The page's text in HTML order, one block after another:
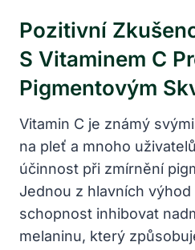
Pozitivní
S Vitaminem C
Pigmentovým
Vitamin C je známý
na pleť a mnoho
účinnost při zmírnění
Jednou z hlavních výhod
schopnost inhibovat
melaninu, který